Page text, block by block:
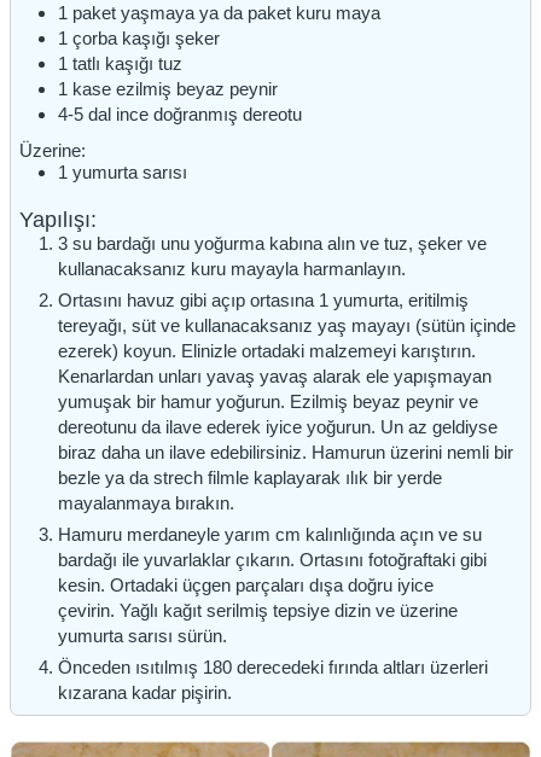
1 paket yaşmaya ya da paket kuru maya
1 çorba kaşığı şeker
1 tatlı kaşığı tuz
1 kase ezilmiş beyaz peynir
4-5 dal ince doğranmış dereotu
Üzerine:
1 yumurta sarısı
Yapılışı:
3 su bardağı unu yoğurma kabına alın ve tuz, şeker ve
kullanacaksanız kuru mayayla harmanlayın.
Ortasını havuz gibi açıp ortasına 1 yumurta, eritilmiş
tereyağı, süt ve kullanacaksanız yaş mayayı (sütün içinde
ezerek) koyun. Elinizle ortadaki malzemeyi karıştırın.
Kenarlardan unları yavaş yavaş alarak ele yapışmayan
yumuşak bir hamur yoğurun. Ezilmiş beyaz peynir ve
dereotunu da ilave ederek iyice yoğurun. Un az geldiyse
biraz daha un ilave edebilirsiniz. Hamurun üzerini nemli bir
bezle ya da strech filmle kaplayarak ılık bir yerde
mayalanmaya bırakın.
Hamuru merdaneyle yarım cm kalınlığında açın ve su
bardağı ile yuvarlaklar çıkarın. Ortasını fotoğraftaki gibi
kesin. Ortadaki üçgen parçaları dışa doğru iyice
çevirin. Yağlı kağıt serilmiş tepsiye dizin ve üzerine
yumurta sarısı sürün.
Önceden ısıtılmış 180 derecedeki fırında altları üzerleri
kızarana kadar pişirin.